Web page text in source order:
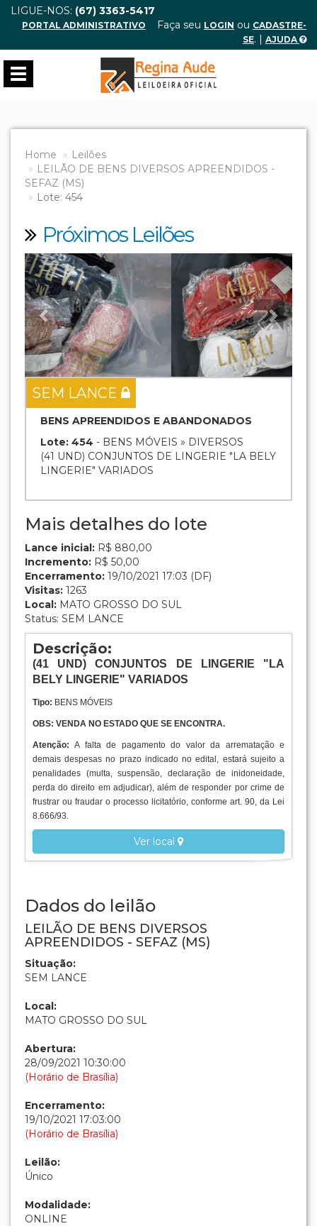
LIGUE-NOS: (67) 3363-5417
PORTAL ADMINISTRATIVO Faça seu LOGIN ou CADASTRE-
SE. | AJUDA
Toggle
navigation
Home
Leilões
LEILÃO DE BENS DIVERSOS APREENDIDOS -
SEFAZ (MS)
Lote: 454
Próximos Leilões
Previous Next
SEM LANCE
BENS APREENDIDOS E ABANDONADOS
Lote: 454 - BENS MÓVEIS » DIVERSOS
(41 UND) CONJUNTOS DE LINGERIE "LA BELY
LINGERIE" VARIADOS
Mais detalhes do lote
Lance inicial: R$ 880,00
Incremento: R$ 50,00
Encerramento: 19/10/2021 17:03 (DF)
Visitas: 1263
Local: MATO GROSSO DO SUL
Status: SEM LANCE
Descrição:
(41 UND) CONJUNTOS DE LINGERIE "LA
BELY LINGERIE" VARIADOS
Tipo: BENS MÓVEIS
OBS: VENDA NO ESTADO QUE SE ENCONTRA.
Atenção:A falta de pagamento do valor da arrematação e
demais despesas no prazo indicado no edital, estará sujeito a
penalidades (multa, suspensão, declaração de inidoneidade,
perda do direito em adjudicar), além de responder por crime de
frustrar ou fraudar o processo licitatório, conforme art. 90, da Lei
8.666/93.
Ver local
Dados do leilão
LEILÃO DE BENS DIVERSOS
APREENDIDOS - SEFAZ (MS)
Situação:
SEM LANCE
Local:
MATO GROSSO DO SUL
Abertura:
28/09/2021 10:30:00
(Horário de Brasília)
Encerramento:
19/10/2021 17:03:00
(Horário de Brasília)
Leilão:
Único
Modalidade:
ONLINE